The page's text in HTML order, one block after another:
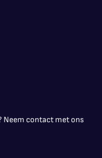
Neem contact met ons